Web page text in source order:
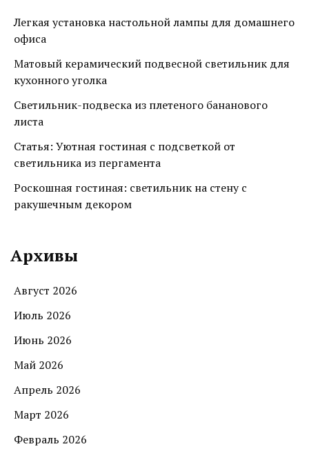
Легкая установка настольной лампы для домашнего
офиса
Матовый керамический подвесной светильник для
кухонного уголка
Светильник-подвеска из плетеного бананового
листа
Статья: Уютная гостиная с подсветкой от
светильника из пергамента
Роскошная гостиная: светильник на стену с
ракушечным декором
Архивы
Август 2026
Июль 2026
Июнь 2026
Май 2026
Апрель 2026
Март 2026
Февраль 2026